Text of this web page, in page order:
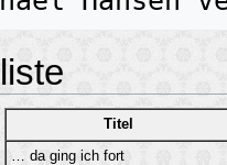
Titel
… da ging ich fort